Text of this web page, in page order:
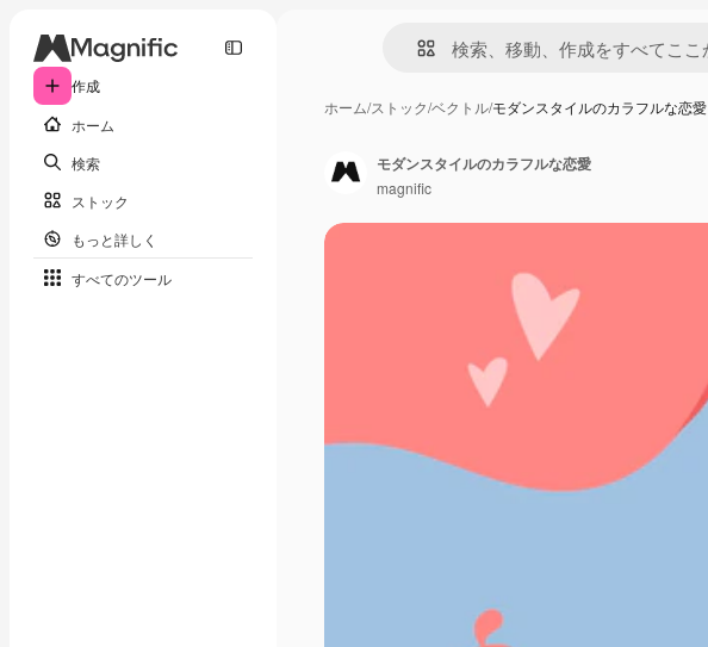
作成
ホーム
検索
ストック
もっと詳しく
すべてのツール
ホーム/ストック/ベクトル/モダンスタイルのカラフルな恋愛
モダンスタイルのカラフルな恋愛
magnific